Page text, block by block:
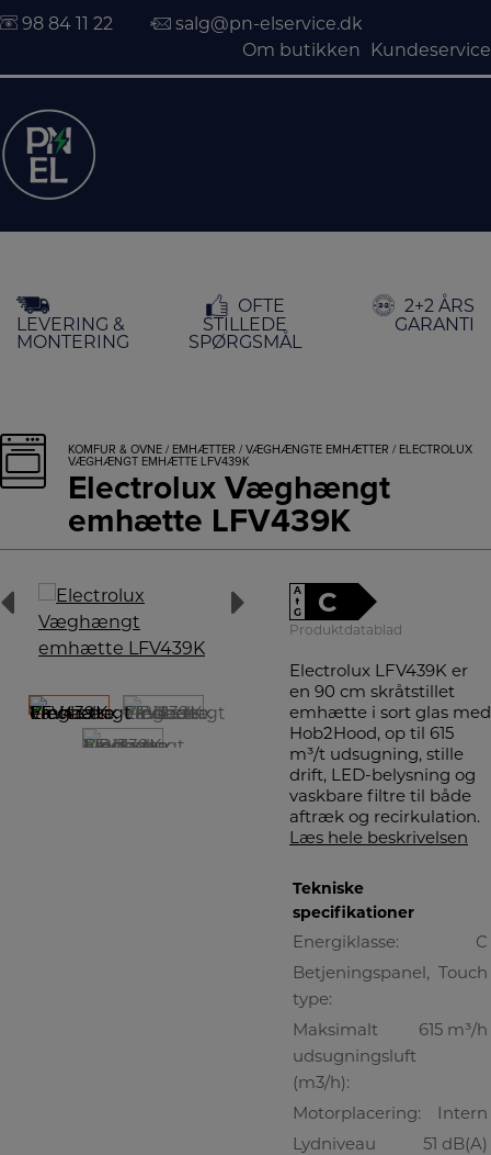
indholdet
98 84 11 22
salg@pn-elservice.dk
Om butikken
Kundeservice
LEVERING &
MONTERING
OFTE
STILLEDE
SPØRGSMÅL
2+2 ÅRS
GARANTI
KOMFUR & OVNE / EMHÆTTER / VÆGHÆNGTE EMHÆTTER / ELECTROLUX
VÆGHÆNGT EMHÆTTE LFV439K
Electrolux Væghængt
emhætte LFV439K
A
↑
G
C
Produktdatablad
Electrolux LFV439K er
en 90 cm skråtstillet
emhætte i sort glas med
Hob2Hood, op til 615
m³/t udsugning, stille
drift, LED-belysning og
vaskbare filtre til både
aftræk og recirkulation.
Læs hele beskrivelsen
Tekniske
specifikationer
Energiklasse:
C
Betjeningspanel,
type:
Touch
Maksimalt
udsugningsluft
(m3/h):
615 m³/h
Motorplacering:
Intern
Lydniveau
51 dB(A)